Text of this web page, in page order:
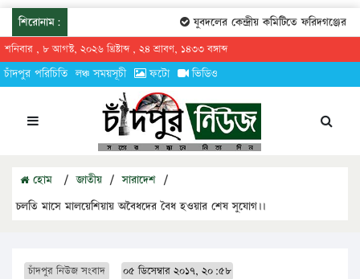
শিরোনাম: যুবদলের কেন্দ্রীয় কমিটিতে ফরিদগঞ্জের
শনিবার , ৮ আগস্ট, ২০২৬ খ্রিষ্টাব্দ , ২৪ শ্রাবণ, ১৪৩৩ বঙ্গাব্দ
চাঁদপুর পরিচিতি লঞ্চ সময়সূচী ফটো ভিডিও
হোম / জাতীয় / সারাদেশ /
চলতি মাসে মালয়েশিয়ায় অবৈধদের বৈধ হওয়ার শেষ সুযোগ।।
চাঁদপুর নিউজ সংবাদ ০৫ ডিসেম্বার ২০১৭, ২০:৫৮